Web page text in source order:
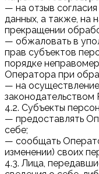
— на отзыв
данных, а также, на
прекращении
— обжаловать в
прав субъектов
порядке
Оператора при
— на
законодательством
4.2. Субъекты
— предоставлять
себе;
— сообщать
изменении) своих
4.3. Лица,